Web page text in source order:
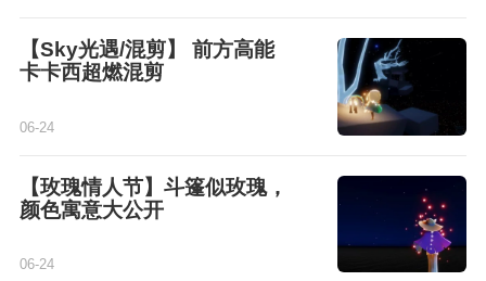
【Sky光遇/混剪】 前方高能
卡卡西超燃混剪
06-24
【玫瑰情人节】斗篷似玫瑰，
颜色寓意大公开
06-24